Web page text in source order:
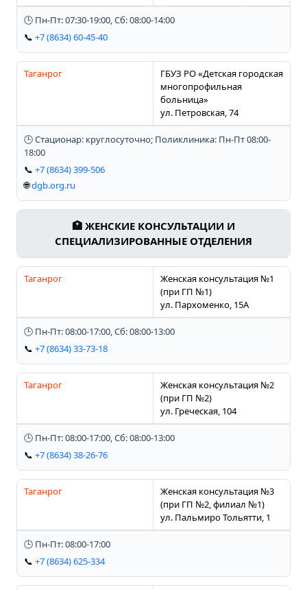
🕒 Пн-Пт: 07:30-19:00, Сб: 08:00-14:00
📞 +7 (8634) 60-45-40
Таганрог
ГБУЗ РО «Детская городская
многопрофильная
больница»
ул. Петровская, 74
🕒 Стационар: круглосуточно; Поликлиника: Пн-Пт 08:00-
18:00
📞 +7 (8634) 399-506
🌐dgb.org.ru
🏥 ЖЕНСКИЕ КОНСУЛЬТАЦИИ И
СПЕЦИАЛИЗИРОВАННЫЕ ОТДЕЛЕНИЯ
Таганрог
Женская консультация №1
(при ГП №1)
ул. Пархоменко, 15А
🕒 Пн-Пт: 08:00-17:00, Сб: 08:00-13:00
📞 +7 (8634) 33-73-18
Таганрог
Женская консультация №2
(при ГП №2)
ул. Греческая, 104
🕒 Пн-Пт: 08:00-17:00, Сб: 08:00-13:00
📞 +7 (8634) 38-26-76
Таганрог
Женская консультация №3
(при ГП №2, филиал №1)
ул. Пальмиро Тольятти, 1
🕒 Пн-Пт: 08:00-17:00
📞 +7 (8634) 625-334